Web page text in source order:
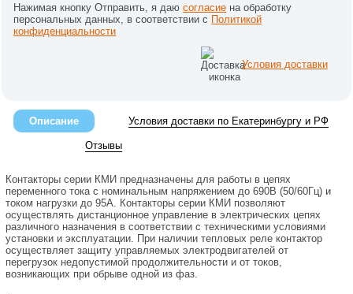
Нажимая кнопку Отправить, я даюсогласие на обработку
персональных данных, в соответствии с Политикой
конфиденциальности
Условия доставки
Описание Условия доставки по Екатеринбургу и РФ
Отзывы
Контакторы серии КМИ предназначены для работы в цепях
переменного тока с номинальным напряжением до 690В (50/60Гц) и
током нагрузки до 95А. Контакторы серии КМИ позволяют
осуществлять дистанционное управление в электрических цепях
различного назначения в соответствии с техническими условиями
установки и эксплуатации. При наличии тепловых реле контактор
осуществляет защиту управляемых электродвигателей от
перегрузок недопустимой продолжительности и от токов,
возникающих при обрыве одной из фаз.